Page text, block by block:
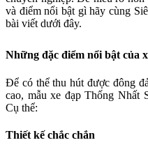
và điểm nổi bật gì hãy cùng
bài viết dưới đây.
Những đặc điểm nổi bật của
Để có thể thu hút được đông
cao, mẫu xe đạp Thống Nhất
Cụ thể:
Thiết kế chắc chắn